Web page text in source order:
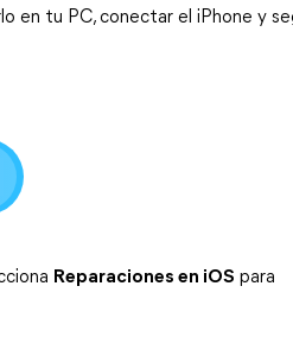
en tu PC, conectar el iPhone y
Reparaciones en iOS